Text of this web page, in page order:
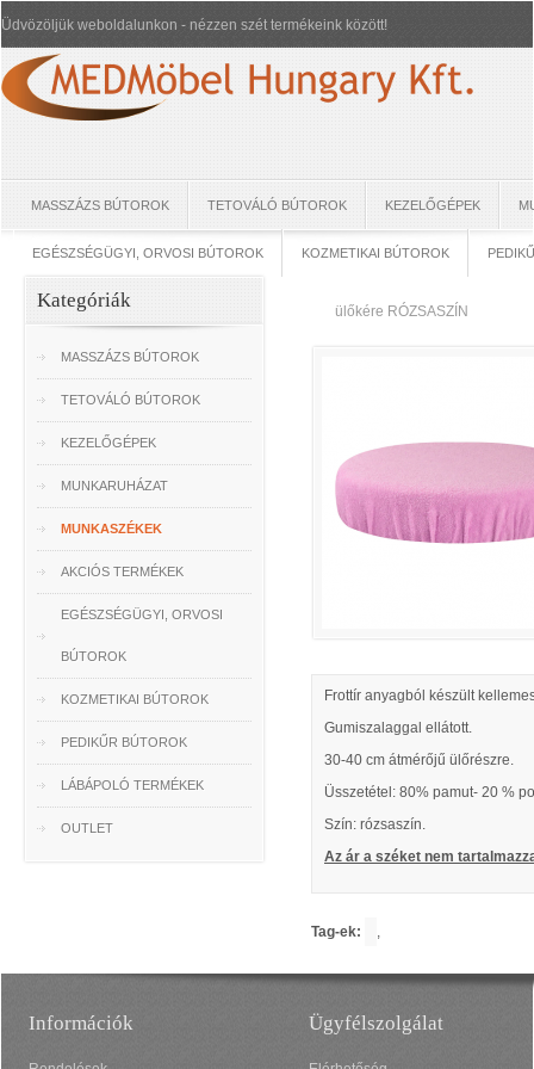
Üdvözöljük weboldalunkon - nézzen szét termékeink között!
MASSZÁZS BÚTOROK TETOVÁLÓ BÚTOROK KEZELŐGÉPEK
EGÉSZSÉGÜGYI, ORVOSI BÚTOROK KOZMETIKAI BÚTOROK
Kategóriák
MASSZÁZS BÚTOROK
TETOVÁLÓ BÚTOROK
KEZELŐGÉPEK
MUNKARUHÁZAT
MUNKASZÉKEK
AKCIÓS TERMÉKEK
EGÉSZSÉGÜGYI, ORVOSI
BÚTOROK
KOZMETIKAI BÚTOROK
PEDIKŰR BÚTOROK
LÁBÁPOLÓ TERMÉKEK
OUTLET
ülőkére RÓZSASZÍN
Frottír anyagból készült
Gumiszalaggal ellátott.
30-40 cm átmérőjű ülőrészre.
Üsszetétel: 80% pamut- 20 %
Szín: rózsaszín.
Az ár a széket nem
Tag-ek: ,
Információk Ügyfélszolgálat